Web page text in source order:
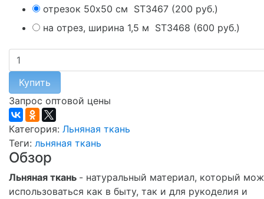
отрезок 50х50 см ST3467 (200 руб.)
на отрез, ширина 1,5 м ST3468 (600 руб.)
Купить
Запрос оптовой цены
Категория: Льняная ткань
Теги: льняная ткань
Обзор
Льняная ткань - натуральный материал, который
использоваться как в быту, так и для рукоделия и